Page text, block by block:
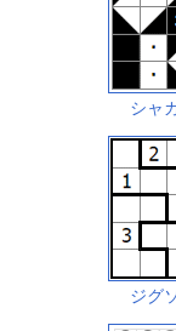
シャ
ジグ